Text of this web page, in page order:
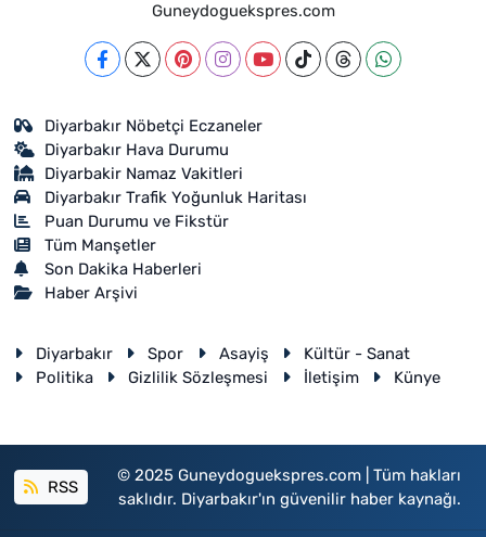
Guneydoguekspres.com
Diyarbakır Nöbetçi Eczaneler
Diyarbakır Hava Durumu
Diyarbakir Namaz Vakitleri
Diyarbakır Trafik Yoğunluk Haritası
Puan Durumu ve Fikstür
Tüm Manşetler
Son Dakika Haberleri
Haber Arşivi
Diyarbakır Spor Asayiş
Kültür - Sanat
Politika
Gizlilik Sözleşmesi İletişim Künye
RSS
© 2025 Guneydoguekspres.com | Tüm hakları
saklıdır. Diyarbakır'ın güvenilir haber kaynağı.